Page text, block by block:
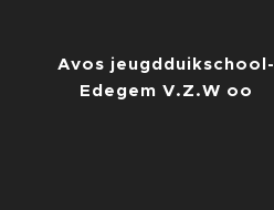
Avos jeugdduikschool-
Edegem V.Z.W oo